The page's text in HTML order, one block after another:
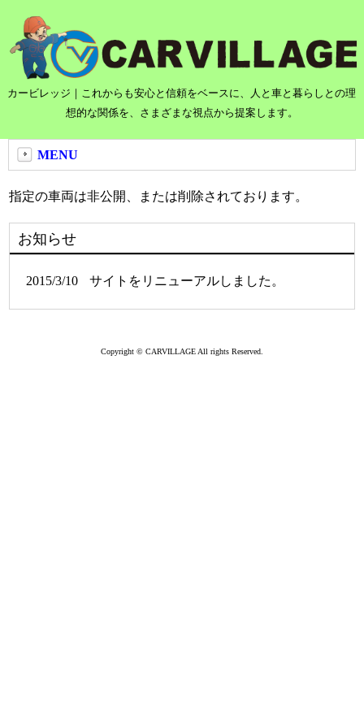
カービレッジ｜これからも安心と信頼をベースに、人と車と暮らしとの理
想的な関係を、さまざまな視点から提案します。
MENU
指定の車両は非公開、または削除されております。
お知らせ
2015/3/10 サイトをリニューアルしました。
Copyright © CARVILLAGE All rights Reserved.